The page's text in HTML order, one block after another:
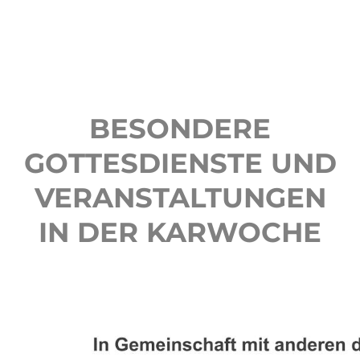
BESONDERE
GOTTESDIENSTE UND
VERANSTALTUNGEN
IN DER KARWOCHE